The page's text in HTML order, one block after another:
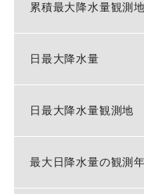
累積最大降水量観測地
日最大降水量
日最大降水量観測地
最大日降水量の観測